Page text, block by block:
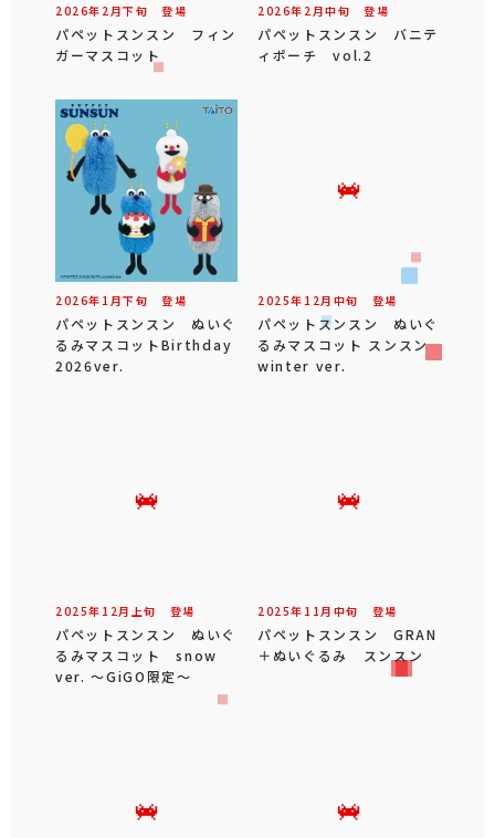
2026年 2 月下旬 登場
パペットスンスン フィン
ガーマスコット
2026年 2 月中旬 登場
パペットスンスン バニテ
ィポーチ vol.2
2026年 1 月下旬 登場
パペットスンスン ぬいぐ
るみマスコットBirthday
2026ver.
2025年 12 月 中旬 登場
パペットスンスン ぬいぐ
るみマスコット スンスン
winter ver.
2025年 12 月 上旬 登場
パペットスンスン ぬいぐ
るみマスコット snow
ver. ～GiGO限定～
2025年 11 月 中旬 登場
パペットスンスン GRAN
＋ぬいぐるみ スンスン